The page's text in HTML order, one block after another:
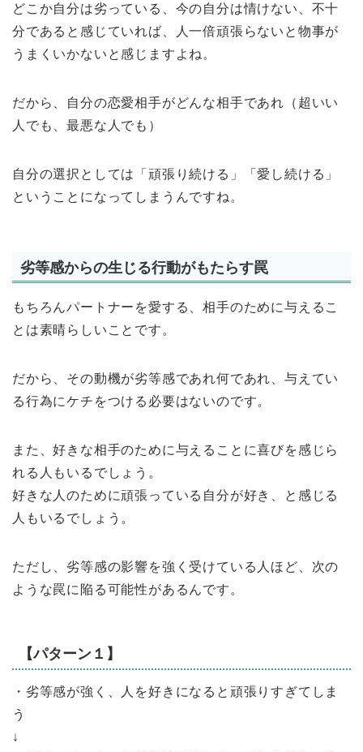
どこか自分は劣っている、今の自分は情けない、不十
分であると感じていれば、人一倍頑張らないと物事が
うまくいかないと感じますよね。
だから、自分の恋愛相手がどんな相手であれ（超いい
人でも、最悪な人でも）
自分の選択としては「頑張り続ける」「愛し続ける」
ということになってしまうんですね。
劣等感からの生じる行動がもたらす罠
もちろんパートナーを愛する、相手のために与えるこ
とは素晴らしいことです。
だから、その動機が劣等感であれ何であれ、与えてい
る行為にケチをつける必要はないのです。
また、好きな相手のために与えることに喜びを感じら
れる人もいるでしょう。
好きな人のために頑張っている自分が好き、と感じる
人もいるでしょう。
ただし、劣等感の影響を強く受けている人ほど、次の
ような罠に陥る可能性があるんです。
【パターン１】
・劣等感が強く、人を好きになると頑張りすぎてしま
う
↓